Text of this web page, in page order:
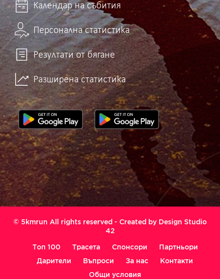
Календар на събития
Персонална статистика
Резултати от бягане
Разширена статистика
© 5kmrun All rights reserved - Created by Design Studio
42
Топ 100 Трасета Спонсори
Партньори
Дарители
Въпроси За нас
Контакти
Общи условия